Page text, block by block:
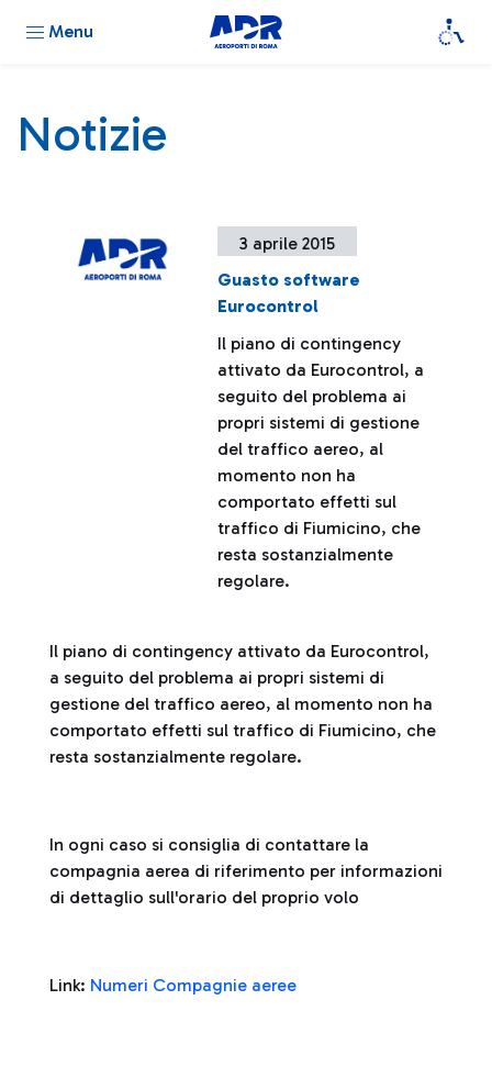
Menu
Notizie
3 aprile 2015
Guasto software
Eurocontrol
Il piano di contingency
attivato da Eurocontrol, a
seguito del problema ai
propri sistemi di gestione
del traffico aereo, al
momento non ha
comportato effetti sul
traffico di Fiumicino, che
resta sostanzialmente
regolare.
Il piano di contingency attivato da Eurocontrol,
a seguito del problema ai propri sistemi di
gestione del traffico aereo, al momento non ha
comportato effetti sul traffico di Fiumicino, che
resta sostanzialmente regolare.
In ogni caso si consiglia di contattare la
compagnia aerea di riferimento per informazioni
di dettaglio sull'orario del proprio volo
Link: Numeri Compagnie aeree